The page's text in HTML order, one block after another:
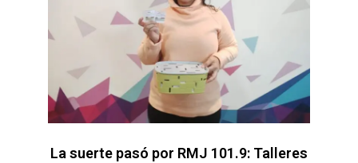
La suerte pasó por RMJ 101.9: Talleres